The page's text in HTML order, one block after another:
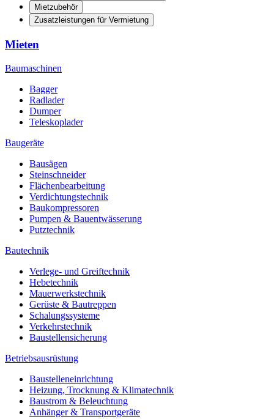
Mietzubehör
Zusatzleistungen für Vermietung
Mieten
Baumaschinen
Bagger
Radlader
Dumper
Teleskoplader
Baugeräte
Bausägen
Steinschneider
Flächenbearbeitung
Verdichtungstechnik
Baukompressoren
Pumpen & Bauentwässerung
Putztechnik
Bautechnik
Verlege- und Greiftechnik
Hebetechnik
Mauerwerkstechnik
Gerüste & Bautreppen
Schalungssysteme
Verkehrstechnik
Baustellensicherung
Betriebsausrüstung
Baustelleneinrichtung
Heizung, Trocknung & Klimatechnik
Baustrom & Beleuchtung
Anhänger & Transportgeräte